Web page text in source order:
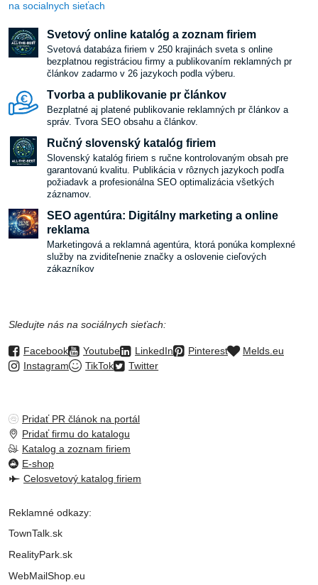
na socialnych sieťach
Svetový online katalóg a zoznam firiem
Svetová databáza firiem v 250 krajinách sveta s online
bezplatnou registráciou firmy a publikovaním reklamných pr
článkov zadarmo v 26 jazykoch podla výberu.
Tvorba a publikovanie pr článkov
Bezplatné aj platené publikovanie reklamných pr článkov a
správ. Tvora SEO obsahu a článkov.
Ručný slovenský katalóg firiem
Slovenský katalóg firiem s ručne kontrolovaným obsah pre
garantovanú kvalitu. Publikácia v rôznych jazykoch podľa
požiadavk a profesionálna SEO optimalizácia všetkých
záznamov.
SEO agentúra: Digitálny marketing a online
reklama
Marketingová a reklamná agentúra, ktorá ponúka komplexné
služby na zviditeľnenie značky a oslovenie cieľových
zákazníkov
Sledujte nás na sociálnych sieťach:
Facebook Youtube LinkedIn Pinterest
Melds.eu
Instagram
TikTok Twitter
Pridať PR článok na portál
Pridať firmu do katalogu
Katalog a zoznam firiem
E-shop
Celosvetový katalog firiem
Reklamné odkazy:
TownTalk.sk
RealityPark.sk
WebMailShop.eu